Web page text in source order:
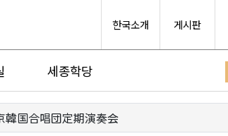
한국소개 게시판
세종학당
韓国合唱団定期演奏会